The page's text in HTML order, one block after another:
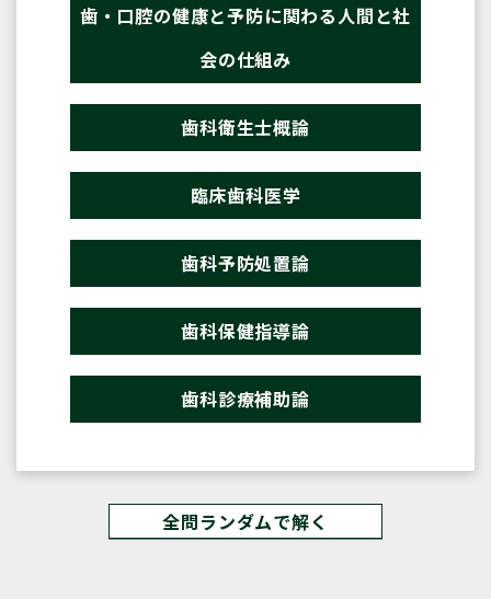
歯・口腔の健康と予防に関わる人間と社
会の仕組み
歯科衛生士概論
臨床歯科医学
歯科予防処置論
歯科保健指導論
歯科診療補助論
全問ランダムで解く